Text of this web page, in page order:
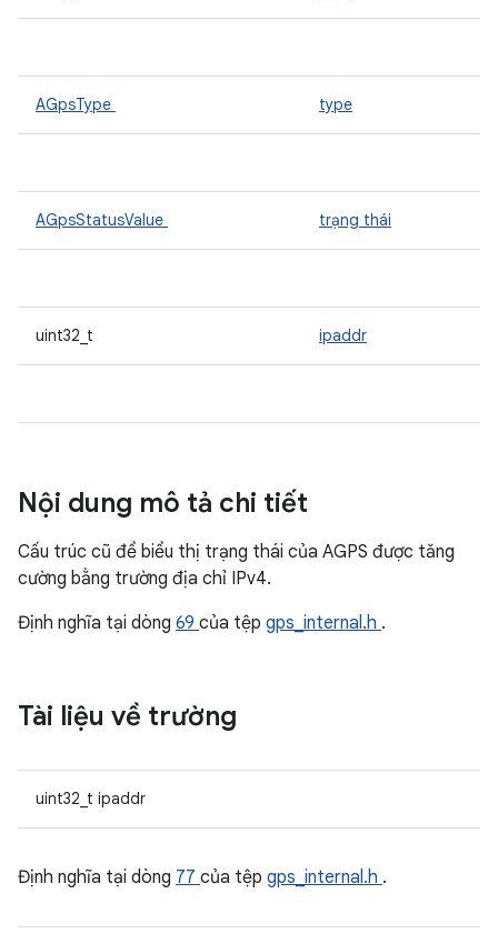
AGpsType type
AGpsStatusValue trạng thái
uint32_t ipaddr
Nội dung mô tả chi tiết
Cấu trúc cũ để biểu thị trạng thái của AGPS được tăng
cường bằng trường địa chỉ IPv4.
Định nghĩa tại dòng 69 của tệp gps_internal.h .
Tài liệu về trường
uint32_t ipaddr
Định nghĩa tại dòng 77 của tệp gps_internal.h .